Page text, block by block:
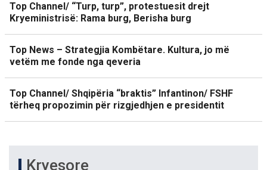
Top Channel/ “Turp, turp”, protestuesit drejt
Kryeministrisë: Rama burg, Berisha burg
Top News – Strategjia Kombëtare. Kultura, jo më
vetëm me fonde nga qeveria
Top Channel/ Shqipëria “braktis” Infantinon/ FSHF
tërheq propozimin për rizgjedhjen e presidentit
Kryesore